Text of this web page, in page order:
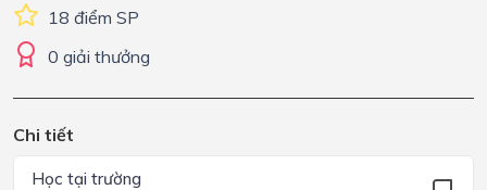
18 điểm SP
0 giải thưởng
Chi tiết
Học tại trường